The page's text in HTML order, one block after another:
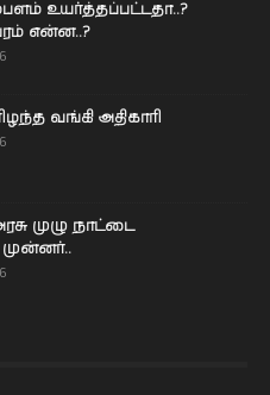
உயர்த்தப்பட்டதா..?
என்ன..?
வங்கி அதிகாரி
முழு நாட்டை
முன்னர்..